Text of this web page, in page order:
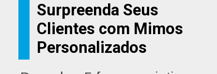
Surpreenda Seus
Clientes com Mimos
Personalizados